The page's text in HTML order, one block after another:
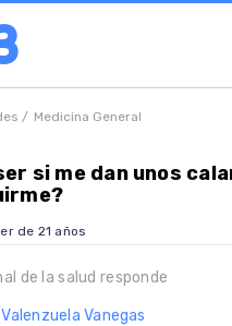
/ Medicina General
si me dan unos
de 21 años
de la salud responde
Vanegas